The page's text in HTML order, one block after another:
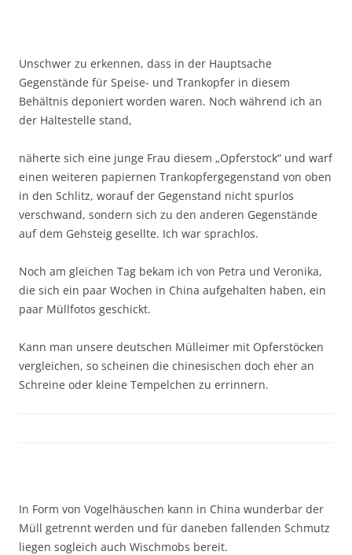
Unschwer zu erkennen, dass in der Hauptsache
Gegenstände für Speise- und Trankopfer in diesem
Behältnis deponiert worden waren. Noch während ich an
der Haltestelle stand,
näherte sich eine junge Frau diesem „Opferstock“ und warf
einen weiteren papiernen Trankopfergegenstand von oben
in den Schlitz, worauf der Gegenstand nicht spurlos
verschwand, sondern sich zu den anderen Gegenstände
auf dem Gehsteig gesellte. Ich war sprachlos.
Noch am gleichen Tag bekam ich von Petra und Veronika,
die sich ein paar Wochen in China aufgehalten haben, ein
paar Müllfotos geschickt.
Kann man unsere deutschen Mülleimer mit Opferstöcken
vergleichen, so scheinen die chinesischen doch eher an
Schreine oder kleine Tempelchen zu errinnern.
In Form von Vogelhäuschen kann in China wunderbar der
Müll getrennt werden und für daneben fallenden Schmutz
liegen sogleich auch Wischmobs bereit.